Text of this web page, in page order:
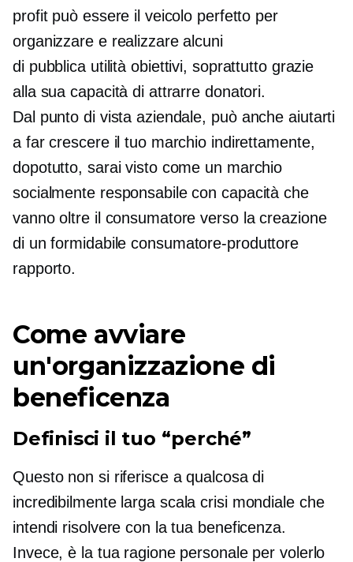
profit può essere il veicolo perfetto per
organizzare e realizzare alcuni
di pubblica utilità obiettivi, soprattutto grazie
alla sua capacità di attrarre donatori.
Dal punto di vista aziendale, può anche aiutarti
a far crescere il tuo marchio indirettamente,
dopotutto, sarai visto come un marchio
socialmente responsabile con capacità che
vanno oltre il consumatore verso la creazione
di un formidabileconsumatore-produttore
rapporto.
Come avviare
un'organizzazione di
beneficenza
Definisci il tuo “perché”
Questo non si riferisce a qualcosa di
incredibilmente larga scala crisi mondiale che
intendi risolvere con la tua beneficenza.
Invece, è la tua ragione personale per volerlo